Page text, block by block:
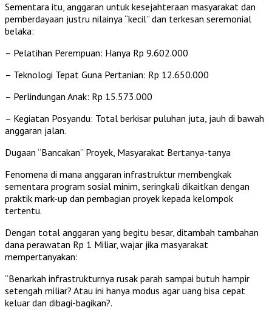
Sementara itu, anggaran untuk kesejahteraan masyarakat dan
pemberdayaan justru nilainya “kecil” dan terkesan seremonial
belaka:
– Pelatihan Perempuan: Hanya Rp 9.602.000
– Teknologi Tepat Guna Pertanian: Rp 12.650.000
– Perlindungan Anak: Rp 15.573.000
– Kegiatan Posyandu: Total berkisar puluhan juta, jauh di bawah
anggaran jalan.
Dugaan “Bancakan” Proyek, Masyarakat Bertanya-tanya
Fenomena di mana anggaran infrastruktur membengkak
sementara program sosial minim, seringkali dikaitkan dengan
praktik mark-up dan pembagian proyek kepada kelompok
tertentu.
Dengan total anggaran yang begitu besar, ditambah tambahan
dana perawatan Rp 1 Miliar, wajar jika masyarakat
mempertanyakan:
“Benarkah infrastrukturnya rusak parah sampai butuh hampir
setengah miliar? Atau ini hanya modus agar uang bisa cepat
keluar dan dibagi-bagikan?.